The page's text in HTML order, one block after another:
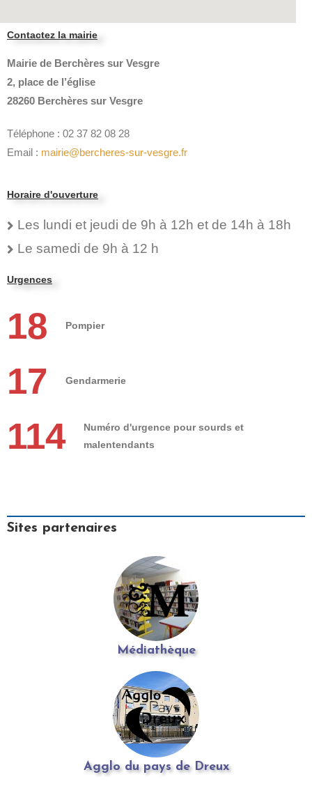
Contactez la mairie
Mairie de Berchères sur Vesgre
2, place de l’église
28260 Berchères sur Vesgre
Téléphone : 02 37 82 08 28
Email : mairie@bercheres-sur-vesgre.fr
Horaire d'ouverture
Les lundi et jeudi de 9h à 12h et de 14h à 18h
Le samedi de 9h à 12 h
Urgences
18 Pompier
17 Gendarmerie
114
Numéro d'urgence pour sourds et
malentendants
Sites partenaires
Médiathèque
Agglo du pays de Dreux